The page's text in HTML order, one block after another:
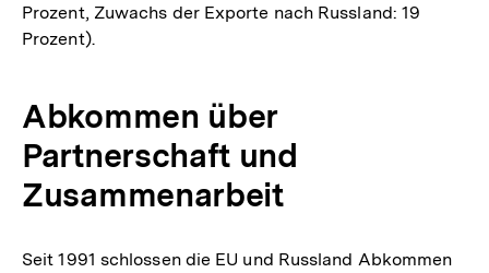
Prozent, Zuwachs der Exporte nach Russland: 19
Prozent).
Abkommen über
Partnerschaft und
Zusammenarbeit
Seit 1991 schlossen die EU und Russland Abkommen